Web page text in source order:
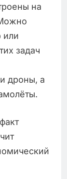
на
или
задач
дроны, а